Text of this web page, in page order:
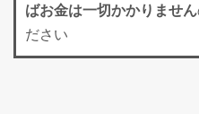
ばお金は一切かかりません
ださい